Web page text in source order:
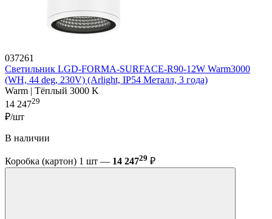
037261
Светильник LGD-FORMA-SURFACE-R90-12W Warm3000
(WH, 44 deg, 230V) (Arlight, IP54 Металл, 3 года)
Warm | Тёплый 3000 K
14 24729
₽/шт
В наличии
Коробка (картон) 1 шт — 14 24729 ₽